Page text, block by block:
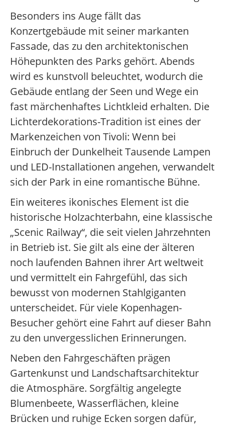
Besonders ins Auge fällt das
Konzertgebäude mit seiner markanten
Fassade, das zu den architektonischen
Höhepunkten des Parks gehört. Abends
wird es kunstvoll beleuchtet, wodurch die
Gebäude entlang der Seen und Wege ein
fast märchenhaftes Lichtkleid erhalten. Die
Lichterdekorations-Tradition ist eines der
Markenzeichen von Tivoli: Wenn bei
Einbruch der Dunkelheit Tausende Lampen
und LED-Installationen angehen, verwandelt
sich der Park in eine romantische Bühne.
Ein weiteres ikonisches Element ist die
historische Holzachterbahn, eine klassische
„Scenic Railway“, die seit vielen Jahrzehnten
in Betrieb ist. Sie gilt als eine der älteren
noch laufenden Bahnen ihrer Art weltweit
und vermittelt ein Fahrgefühl, das sich
bewusst von modernen Stahlgiganten
unterscheidet. Für viele Kopenhagen-
Besucher gehört eine Fahrt auf dieser Bahn
zu den unvergesslichen Erinnerungen.
Neben den Fahrgeschäften prägen
Gartenkunst und Landschaftsarchitektur
die Atmosphäre. Sorgfältig angelegte
Blumenbeete, Wasserflächen, kleine
Brücken und ruhige Ecken sorgen dafür,